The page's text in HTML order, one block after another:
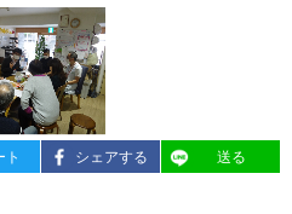
ト entry356
シェアする entry356
送る